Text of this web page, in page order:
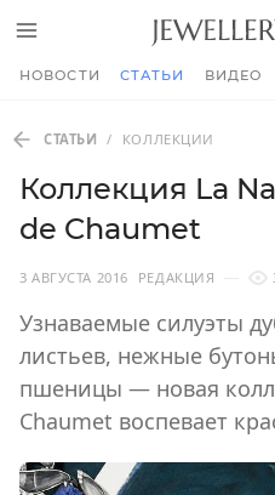
НОВОСТИ СТАТЬИ ВИДЕО
СТАТЬИ / КОЛЛЕКЦИИ
Коллекция La
de Chaumet
3 АВГУСТА 2016 РЕДАКЦИЯ
Узнаваемые силуэты
листьев, нежные
пшеницы — новая
Chaumet воспевает